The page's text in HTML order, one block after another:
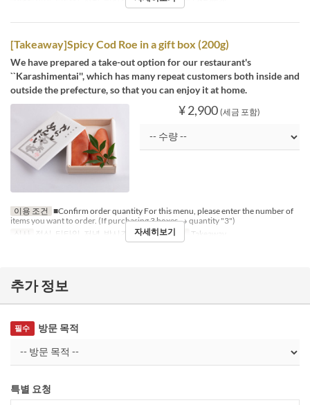
[Takeaway]Spicy Cod Roe in a gift box (200g)
We have prepared a take-out option for our restaurant's
``Karashimentai'', which has many repeat customers both inside and
outside the prefecture, so that you can enjoy it at home.
¥ 2,900 (세금 포함)
이용 조건 ■Confirm order quantity For this menu, please enter the number of
items you want to order. (If purchasing 3 boxes → quantity "3")
식사
점심, 티타임, 저녁, 밤시간 좌석 카테고리 Takeaway
자세히보기
추가 정보
방문 목적
필수
특별 요청